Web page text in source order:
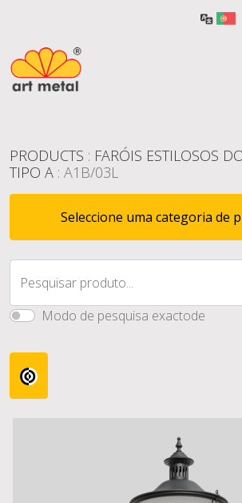
PRODUCTS : FARÓIS ESTILOSOS
TIPO A : A1B/03L
Seleccione uma categoria de
Pesquisar produto...
Modo de pesquisa exactode